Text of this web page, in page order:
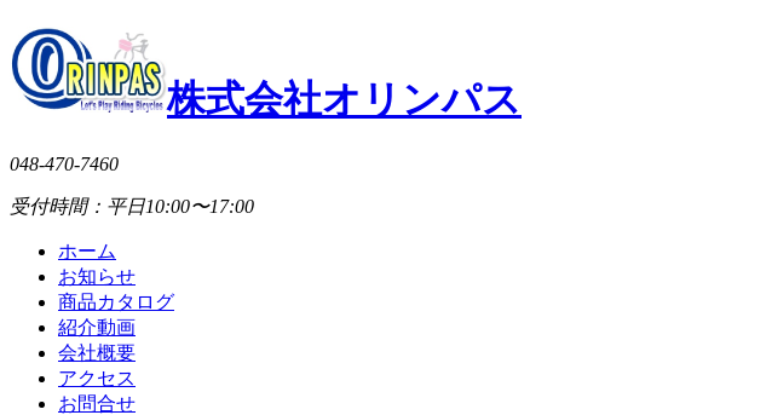
株式会社オリンパス
048-470-7460
受付時間：平日10:00〜17:00
ホーム
お知らせ
商品カタログ
紹介動画
会社概要
アクセス
お問合せ